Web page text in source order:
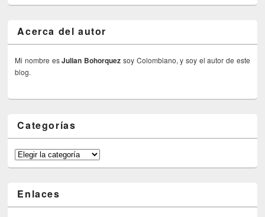
Acerca del autor
Mi nombre esJulian Bohorquez soy Colombiano, y soy el autor de este
blog.
Categorías
Categorías
Enlaces